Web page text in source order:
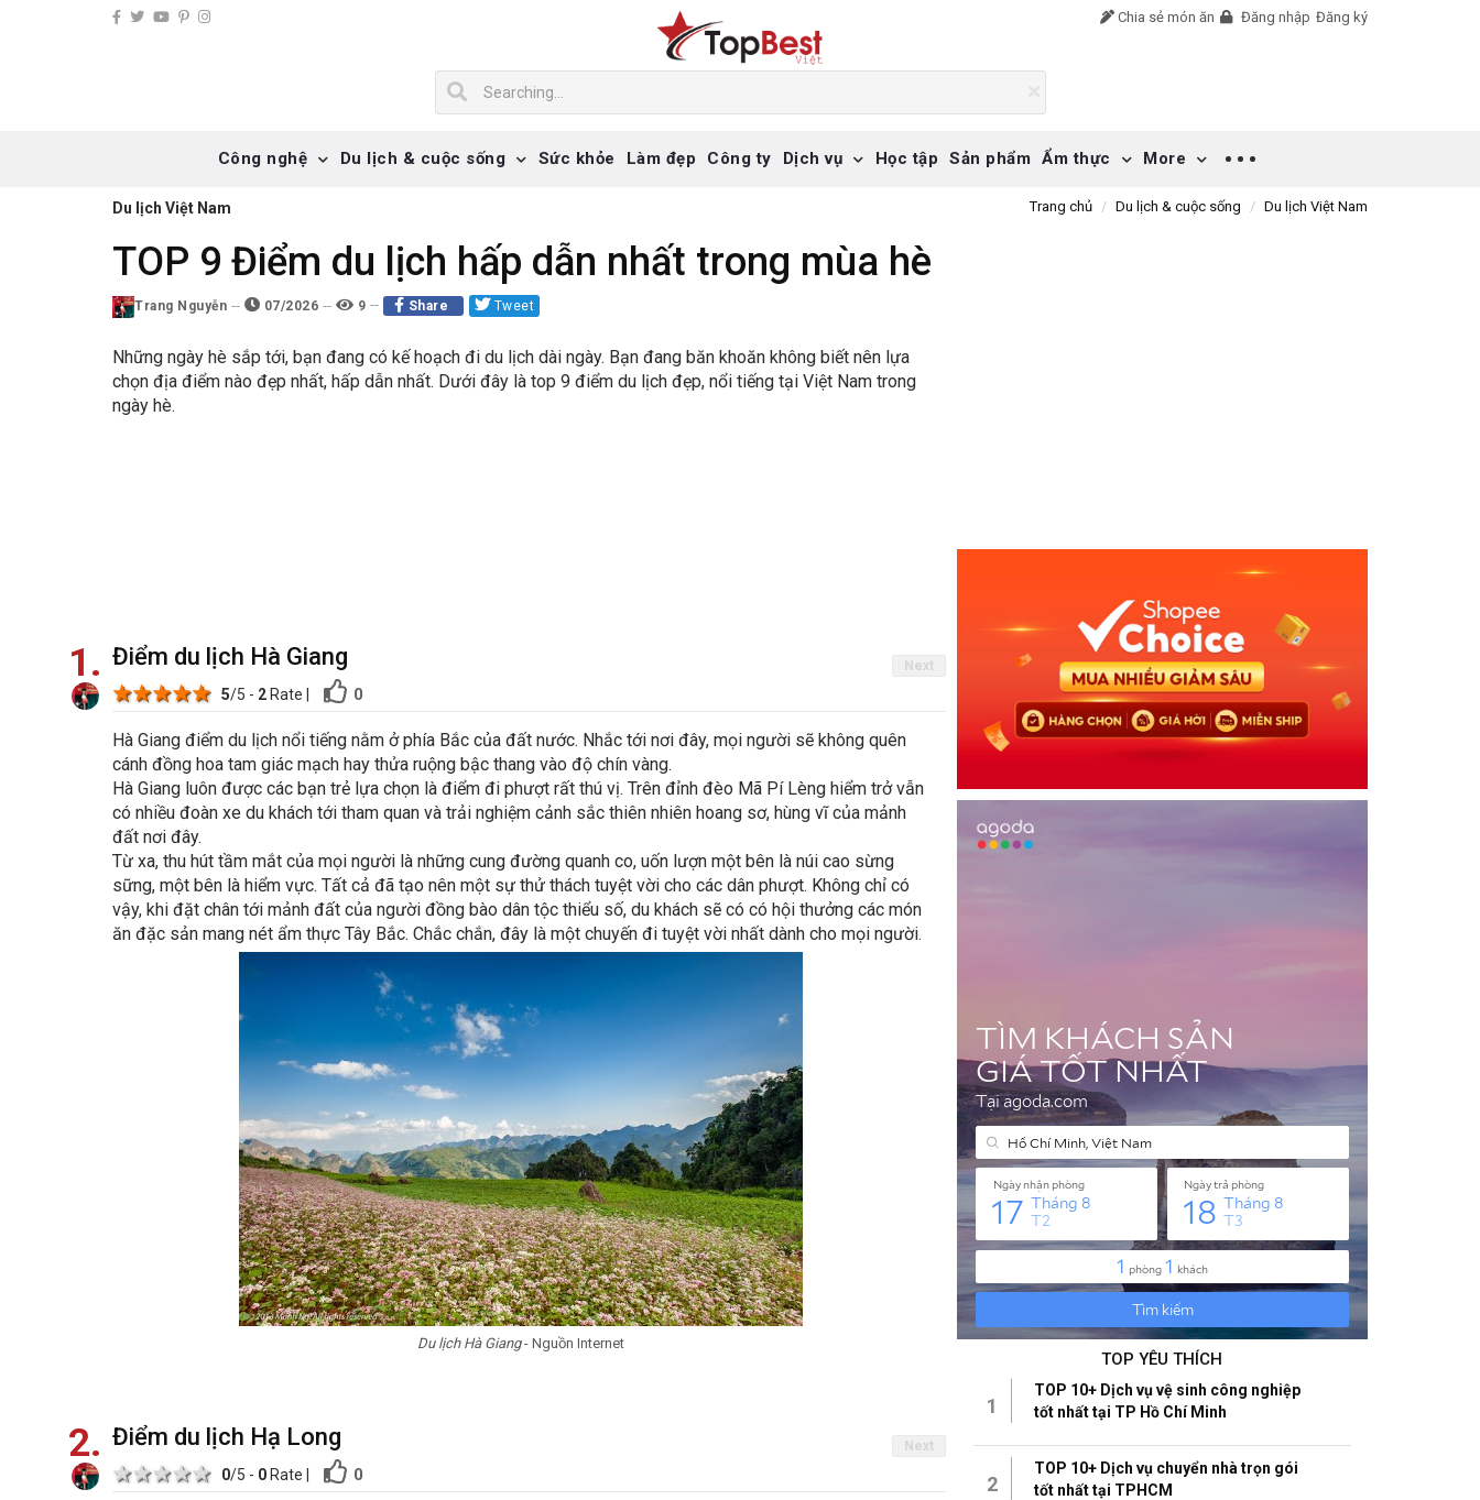
Chia sẻ món ăn Đăng nhập Đăng ký
Công nghệ Du lịch & cuộc sống Sức khỏe Làm đẹp Công ty Dịch vụ Học tập Sản phẩm Ẩm thực More
Du lịch Việt Nam Trang chủ Du lịch & cuộc sống Du lịch Việt Nam
TOP 9 Điểm du lịch hấp dẫn nhất trong mùa hè
Trang Nguyễn 07/2026 9 Share Tweet
Những ngày hè sắp tới, bạn đang có kế hoạch đi du lịch dài ngày. Bạn đang băn khoăn không biết nên lựa
chọn địa điểm nào đẹp nhất, hấp dẫn nhất. Dưới đây là top 9 điểm du lịch đẹp, nổi tiếng tại Việt Nam trong
ngày hè.
Next
1 Điểm du lịch Hà Giang
5 stars
4 stars
3 stars
2 stars
1 star 5/5 - 2Rate | 0
Hà Giang điểm du lịch nổi tiếng nằm ở phía Bắc của đất nước. Nhắc tới nơi đây, mọi người sẽ không quên
cánh đồng hoa tam giác mạch hay thửa ruộng bậc thang vào độ chín vàng.
Hà Giang luôn được các bạn trẻ lựa chọn là điểm đi phượt rất thú vị. Trên đỉnh đèo Mã Pí Lèng hiểm trở vẫn
có nhiều đoàn xe du khách tới tham quan và trải nghiệm cảnh sắc thiên nhiên hoang sơ, hùng vĩ của mảnh
đất nơi đây.
Từ xa, thu hút tầm mắt của mọi người là những cung đường quanh co, uốn lượn một bên là núi cao sừng
sững, một bên là hiểm vực. Tất cả đã tạo nên một sự thử thách tuyệt vời cho các dân phượt. Không chỉ có
vậy, khi đặt chân tới mảnh đất của người đồng bào dân tộc thiểu số, du khách sẽ có có hội thưởng các món
ăn đặc sản mang nét ẩm thực Tây Bắc. Chắc chắn, đây là một chuyến đi tuyệt vời nhất dành cho mọi người.
Du lịch Hà Giang- Nguồn Internet
Next
2 Điểm du lịch Hạ Long
5 stars
4 stars
3 stars
2 stars
1 star 0/5 - 0Rate | 0
TOP YÊU THÍCH
1
TOP 10+ Dịch vụ vệ sinh công nghiệp
tốt nhất tại TP Hồ Chí Minh
2
TOP 10+ Dịch vụ chuyển nhà trọn gói
tốt nhất tại TPHCM